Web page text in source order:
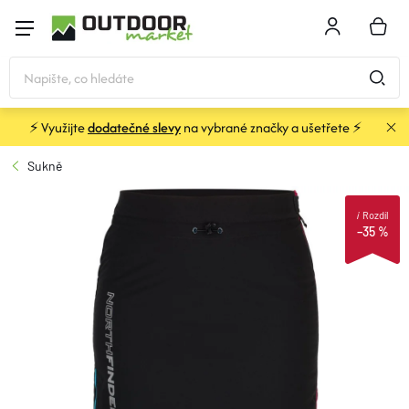
obsah
KOŠÍK
STANY
BATOHY A TAŠKY
KARIMATKY
⚡ Využijtedodatečné slevyna vybrané značky a ušetřete ⚡
Sukně
–35 %
iRozdíl